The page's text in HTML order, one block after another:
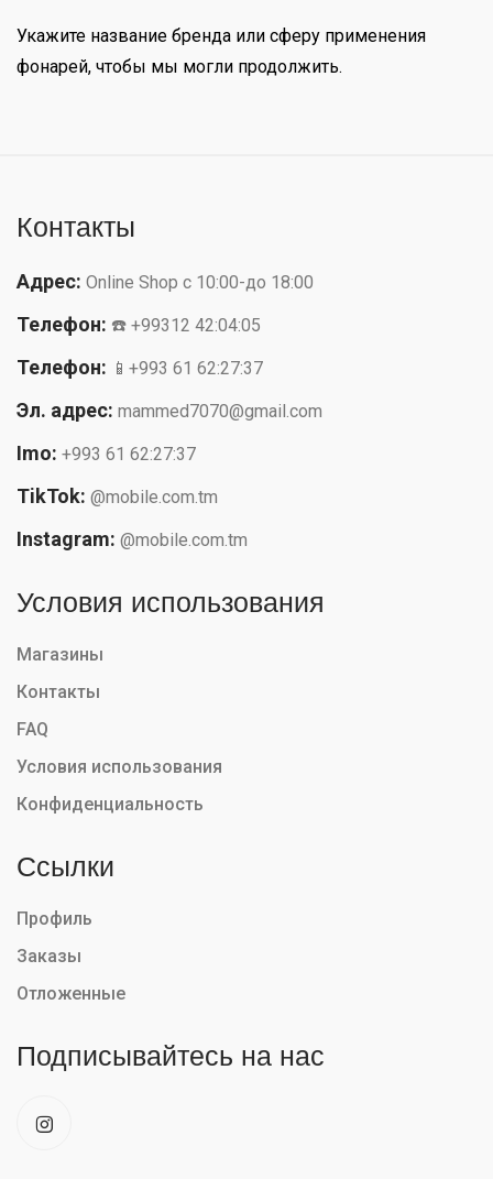
Укажите название бренда или сферу применения
фонарей, чтобы мы могли продолжить.
Контакты
Адрес: Online Shop с 10:00-до 18:00
Телефон: ☎️ +99312 42:04:05
Телефон: 📱+993 61 62:27:37
Эл. адрес: mammed7070@gmail.com
Imo: +993 61 62:27:37
TikTok: @mobile.com.tm
Instagram: @mobile.com.tm
Условия использования
Магазины
Контакты
FAQ
Условия использования
Конфиденциальность
Ссылки
Профиль
Заказы
Отложенные
Подписывайтесь на нас